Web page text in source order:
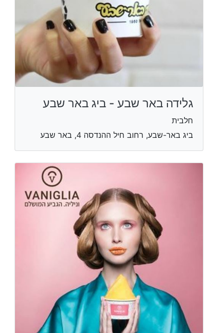
גלידה באר שבע - ביג באר שבע
חלבית
ביג באר-שבע, רחוב חיל ההנדסה 4, באר שבע